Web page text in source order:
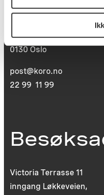
St. Olavs plass
0130 Oslo
post@koro.no
22 99 11 99
Victoria Terrasse 11
inngang Løkkeveien,